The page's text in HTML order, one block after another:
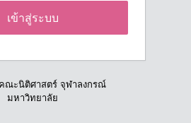
ณะนิติศาสตร์ จุฬาลงกรณ์
มหาวิทยาลัย